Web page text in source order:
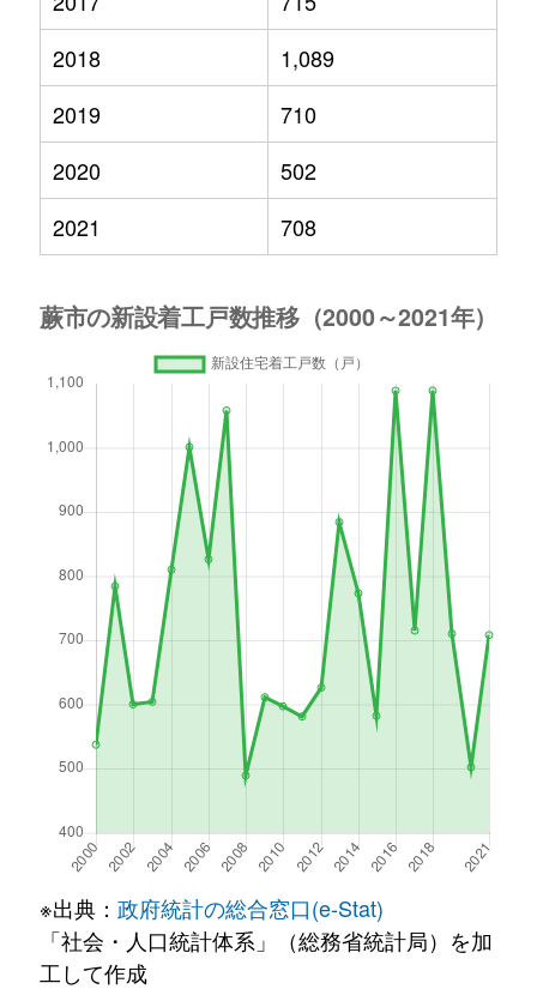
2018
1,089
2019
710
2020
502
2021
708
※出典： 政府統計の総合窓口(e-Stat)
「社会・人口統計体系」（総務省統計局）を加
工して作成